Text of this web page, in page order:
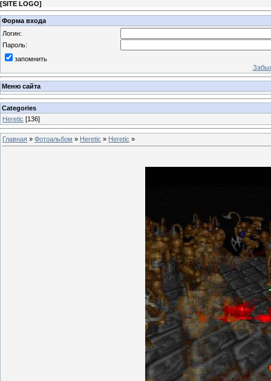
[SITE LOGO]
Форма входа
Логин:
Пароль:
запомнить
Меню сайта
Categories
Heretic [136]
Главная » Фотоальбом » Heretic » Heretic »